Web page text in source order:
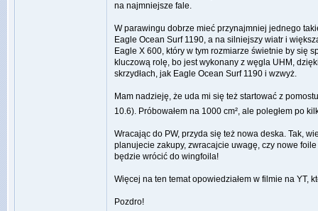
na najmniejsze fale.
W parawingu dobrze mieć przynajmniej jednego
Eagle Ocean Surf 1190, a na silniejszy wiatr i
Eagle X 600, który w tym rozmiarze świetnie by się
kluczową rolę, bo jest wykonany z węgla UHM,
skrzydłach, jak Eagle Ocean Surf 1190 i wzwyż.
Mam nadzieję, że uda mi się też startować z
10.6). Próbowałem na 1000 cm², ale poległem po
Wracając do PW, przyda się też nowa deska. Tak,
planujecie zakupy, zwracajcie uwagę, czy nowe
będzie wrócić do wingfoila!
Więcej na ten temat opowiedziałem w filmie na YT,
Pozdro!